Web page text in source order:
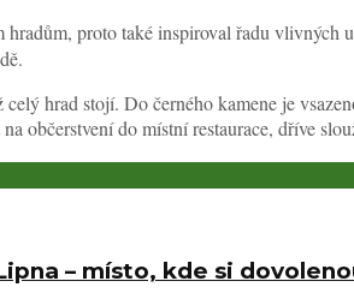
proto také inspiroval řadu
hrad stojí. Do černého kamene je
občerstvení do místní restaurace, dříve
– místo, kde si